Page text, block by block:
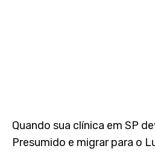
Quando sua clínica em SP
Presumido e migrar para o